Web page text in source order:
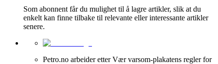
Som abonnent får du mulighet til å lagre artikler, slik at du
enkelt kan finne tilbake til relevante eller interessante artikler
senere.
Petro.no arbeider etter Vær varsom-plakatens regler for